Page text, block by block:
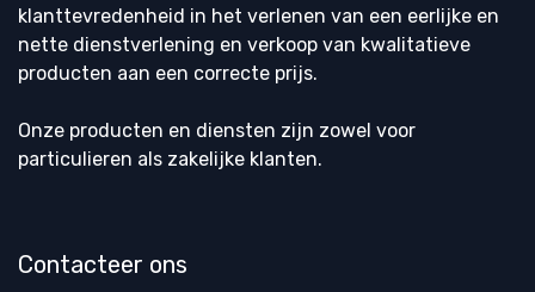
klanttevredenheid in het verlenen van een eerlijke en
nette dienstverlening en verkoop van kwalitatieve
producten aan een correcte prijs.
Onze producten en diensten zijn zowel voor
particulieren als zakelijke klanten.
Contacteer ons